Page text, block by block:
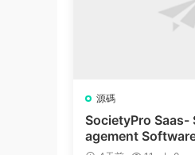
源碼
SocietyPro Saas-
agement